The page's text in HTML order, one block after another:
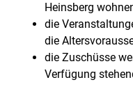
Heinsberg
die
die
die Zuschüsse
Verfügung